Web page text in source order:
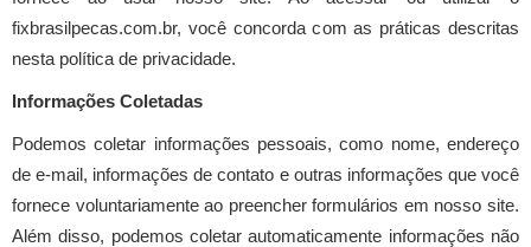
fixbrasilpecas.com.br, você concorda com as práticas descritas
nesta política de privacidade.
Informações Coletadas
Podemos coletar informações pessoais, como nome, endereço
de e-mail, informações de contato e outras informações que você
fornece voluntariamente ao preencher formulários em nosso site.
Além disso, podemos coletar automaticamente informações não